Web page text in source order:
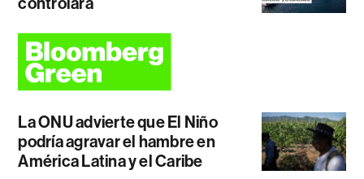
La ONU advierte que El Niño
podría agravar el hambre en
América Latina y el Caribe